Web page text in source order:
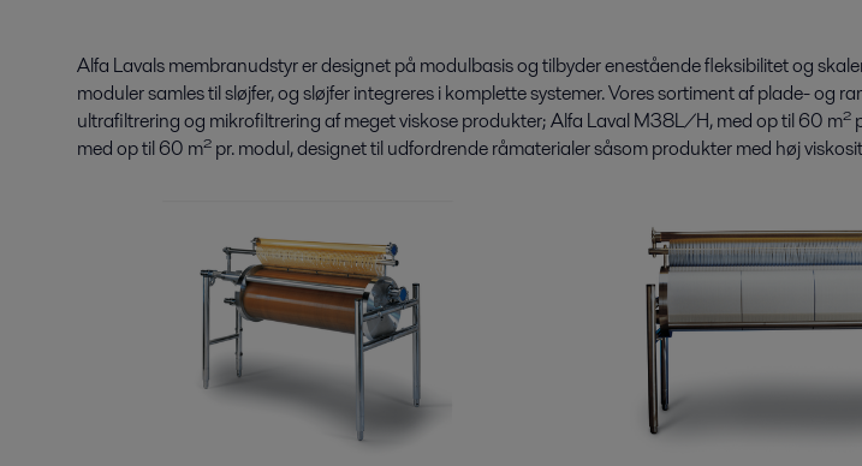
Alfa Lavals membranudstyr er designet på modulbasis og tilbyder enestående fleksibilitet og
moduler samles til sløjfer, og sløjfer integreres i komplette systemer. Vores sortiment af plade-
ultrafiltrering og mikrofiltrering af meget viskose produkter; Alfa Laval M38L/H, med op til 60
med op til 60 m² pr. modul, designet til udfordrende råmaterialer såsom produkter med høj